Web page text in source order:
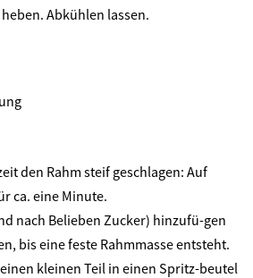
Abkühlen lassen.
den Rahm steif geschlagen: Auf
ca. eine Minute.
nach Belieben Zucker) hinzufü-gen
bis eine feste Rahmmasse entsteht.
kleinen Teil in einen Spritz-beutel